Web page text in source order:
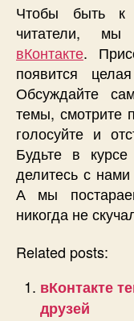
Чтобы быть к
читатели,
вКонтакте.
появится
Обсуждайте
темы, смотрите
голосуйте и
Будьте в
делитесь с
А мы
никогда не
Related posts:
вКонтакте
друзей